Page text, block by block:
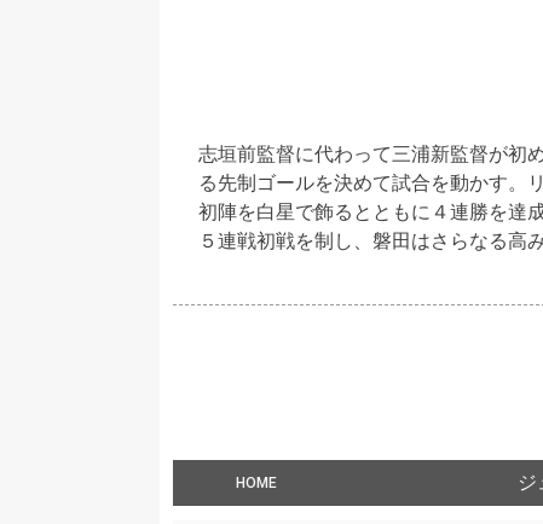
志垣前監督に代わって三浦新監督が初
る先制ゴールを決めて試合を動かす。
初陣を白星で飾るとともに４連勝を達
５連戦初戦を制し、磐田はさらなる高
HOME ジ